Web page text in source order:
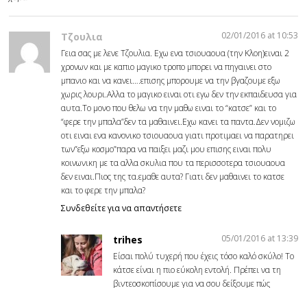
Τζουλια
02/01/2016 at 10:53
Γεια σας με λενε Τζουλια. Εχω ενα τσιουαουα (την Κλοη)ειναι 2
χρονων και με καπιο μαγικο τροπο μπορει να πηγαινει στο
μπανιο και να κανει….επισης μπορουμε να την βγαζουμε εξω
χωρις λουρι.Αλλα το μαγικο ειναι οτι εγω δεν την εκπαιδευσα για
αυτα.Το μονο που θελω να την μαθω ειναι το “κατσε” και το
“φερε την μπαλα”δεν τα μαθαινει.Εχω κανει τα παντα.Δεν νομιζω
οτι ειναι ενα κανονικο τσιουαουα γιατι προτιμαει να παρατηρει
των”εξω κοσμο”παρα να παιξει μαζι μου επισης ειναι πολυ
κοινωνικη με τα αλλα σκυλια που τα περισσοτερα τσιουαουα
δεν ειναι.Πιος της τα.εμαθε αυτα? Γιατι δεν μαθαινει το κατσε
και το φερε την μπαλα?
Συνδεθείτε για να απαντήσετε
trihes
05/01/2016 at 13:39
Είσαι πολύ τυχερή που έχεις τόσο καλό σκύλο! Το
κάτσε είναι η πιο εύκολη εντολή. Πρέπει να τη
βιντεοσκοπίσουμε για να σου δείξουμε πώς